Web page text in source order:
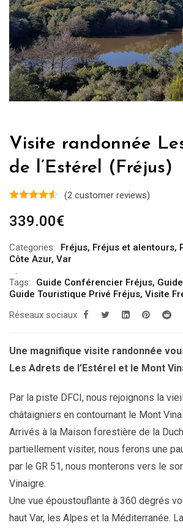
Visite randonnée
de l’Estérel (Fréjus)
(2 customer reviews)
339.00€
Categories: Fréjus, Fréjus et alentours,
Côte Azur, Var
Tags: Guide Conférencier Fréjus,
Guide Touristique Privé Fréjus, Visite
Réseaux sociaux
Une magnifique visite randonnée
Les Adrets de l’Estérel et le Mont
Par la piste DFCI, nous rejoignons la
châtaigniers en contournant le Mont
Arrivés à la Maison forestière de la
partiellement visiter, nous ferons une
par le GR 51, nous monterons vers le
Vinaigre.
Une vue époustouflante à 360 degrés
haut Var, les Alpes et la Méditerranée.